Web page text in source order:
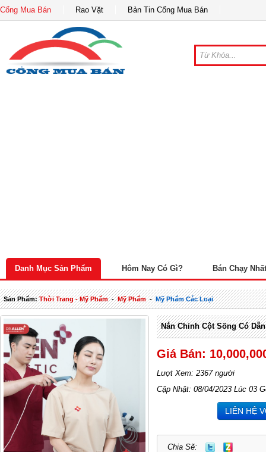
Cổng Mua Bán Rao Vặt Bản Tin Cổng Mua Bán
Danh Mục Sản Phẩm Hôm Nay Có Gì? Bán Chạy Nhất
Sản Phẩm:Thời Trang - Mỹ Phẩm-Mỹ Phẩm-Mỹ Phẩm Các Loại
Nắn Chỉnh Cột Sống Có
Giá Bán:
Lượt Xem: 2367 người
Cập Nhật: 08/04/2023 Lúc 03
LIÊN HỆ
Chia Sẽ: